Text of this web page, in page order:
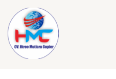
konten